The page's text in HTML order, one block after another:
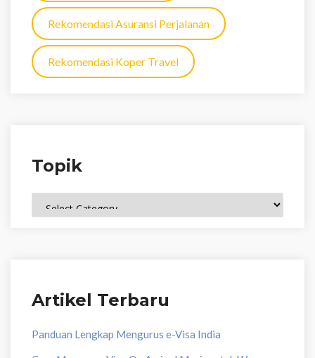
Rekomendasi Asuransi Perjalanan
Rekomendasi Koper Travel
Topik
Artikel Terbaru
Panduan Lengkap Mengurus e-Visa India